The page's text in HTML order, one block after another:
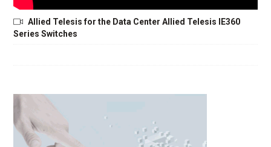
Allied Telesis for the Data Center Allied Telesis IE360
Series Switches